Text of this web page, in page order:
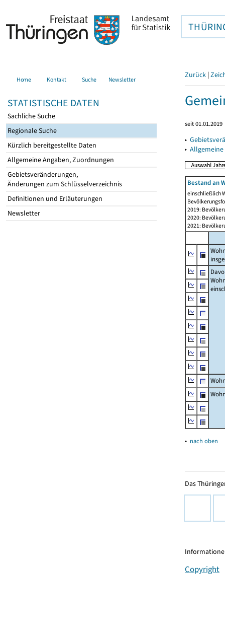
Home Kontakt Suche Newsletter
STATISTISCHE DATEN
Sachliche Suche
Regionale Suche
Kürzlich bereitgestellte Daten
Allgemeine Angaben, Zuordnungen
Gebietsveränderungen,
Änderungen zum Schlüsselverzeichnis
Definitionen und Erläuterungen
Newsletter
Zurück |
seit 01.01.2019
▸
▸
Bestand an
einschließlich
2019:
2020:
2021:
▴ nach oben
Das
Copyright